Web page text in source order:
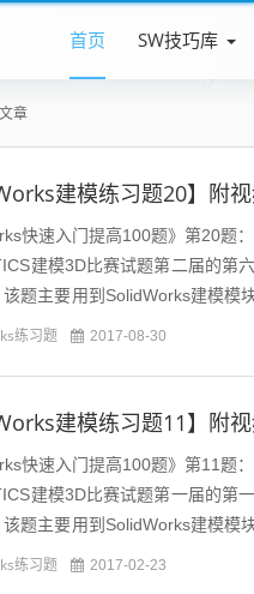
首页 SW技巧库
章
建模练习题20】附
快速入门提高100题》第20题
建模3D比赛试题第二届的第
题主要用到SolidWorks建模模
望...
练习题 2017-08-30
建模练习题11】附
快速入门提高100题》第11题
建模3D比赛试题第一届的第
题主要用到SolidWorks建模模
练习题 2017-02-23